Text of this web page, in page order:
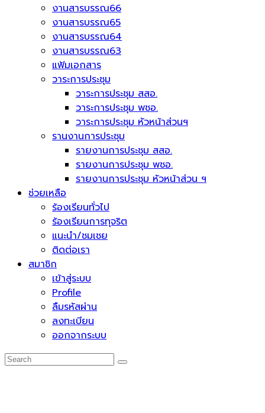
งานสารบรรณ66
งานสารบรรณ65
งานสารบรรณ64
งานสารบรรณ63
แฟ้มเอกสาร
วาระการประชุม
วาระการประชุม สสอ.
วาระการประชุม พชอ.
วาระการประชุม หัวหน้าส่วนฯ
รานงานการประชุม
รายงานการประชุม สสอ.
รายงานการประชุม พชอ.
รายงานการประชุม หัวหน้าส่วน ฯ
ช่วยเหลือ
ร้องเรียนทั่วไป
ร้องเรียนการทุจริต
แนะนำ/ชมเชย
ติดต่อเรา
สมาชิก
เข้าสู่ระบบ
Profile
ลืมรหัสผ่าน
ลงทะเบียน
ออกจากระบบ